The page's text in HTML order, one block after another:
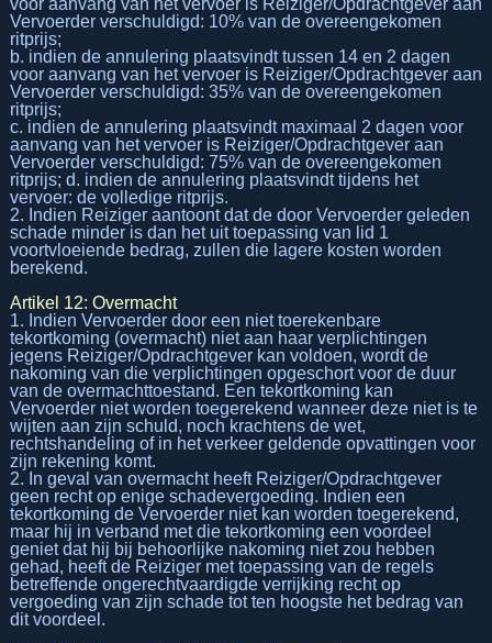
Vervoerder verschuldigd: 10% van de overeengekomen
ritprijs;
b. indien de annulering plaatsvindt tussen 14 en 2 dagen
voor aanvang van het vervoer is Reiziger/Opdrachtgever aan
Vervoerder verschuldigd: 35% van de overeengekomen
ritprijs;
c. indien de annulering plaatsvindt maximaal 2 dagen voor
aanvang van het vervoer is Reiziger/Opdrachtgever aan
Vervoerder verschuldigd: 75% van de overeengekomen
ritprijs; d. indien de annulering plaatsvindt tijdens het
vervoer: de volledige ritprijs.
2. Indien Reiziger aantoont dat de door Vervoerder geleden
schade minder is dan het uit toepassing van lid 1
voortvloeiende bedrag, zullen die lagere kosten worden
berekend.
Artikel 12: Overmacht
1. Indien Vervoerder door een niet toerekenbare
tekortkoming (overmacht) niet aan haar verplichtingen
jegens Reiziger/Opdrachtgever kan voldoen, wordt de
nakoming van die verplichtingen opgeschort voor de duur
van de overmachttoestand. Een tekortkoming kan
Vervoerder niet worden toegerekend wanneer deze niet is te
wijten aan zijn schuld, noch krachtens de wet,
rechtshandeling of in het verkeer geldende opvattingen voor
zijn rekening komt.
2. In geval van overmacht heeft Reiziger/Opdrachtgever
geen recht op enige schadevergoeding. Indien een
tekortkoming de Vervoerder niet kan worden toegerekend,
maar hij in verband met die tekortkoming een voordeel
geniet dat hij bij behoorlijke nakoming niet zou hebben
gehad, heeft de Reiziger met toepassing van de regels
betreffende ongerechtvaardigde verrijking recht op
vergoeding van zijn schade tot ten hoogste het bedrag van
dit voordeel.